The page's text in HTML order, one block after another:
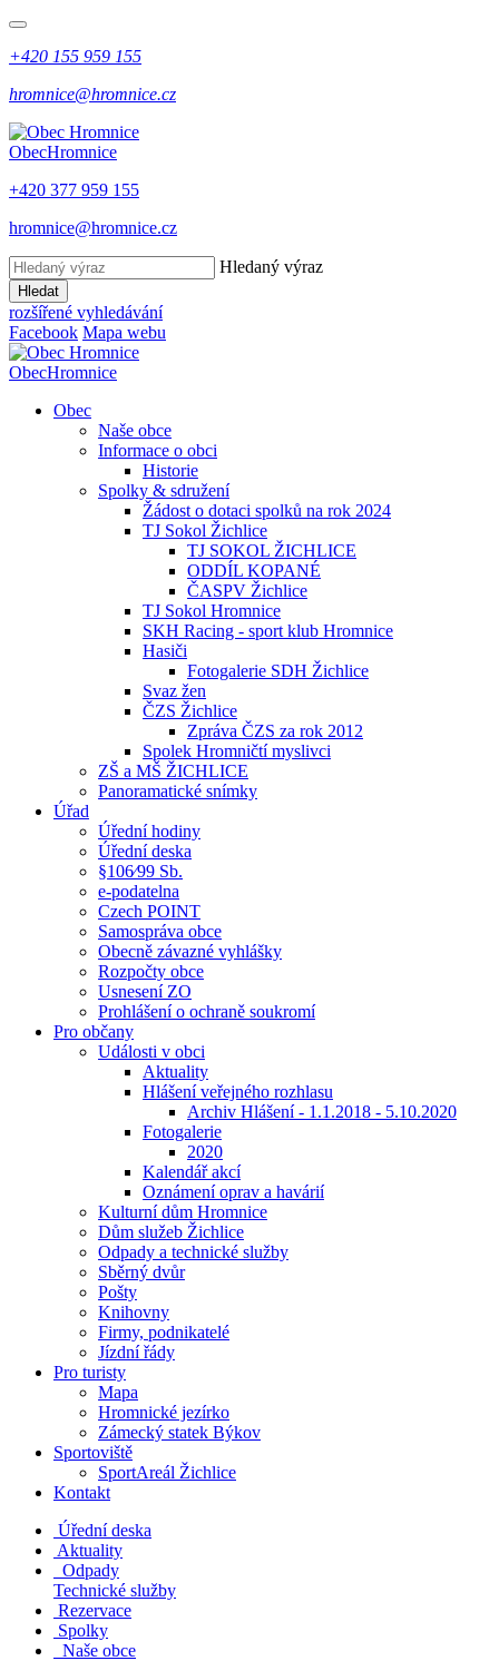
+420 155 959 155
hromnice@hromnice.cz
ObecHromnice
+420 377 959 155
hromnice@hromnice.cz
Hledaný výraz
Hledat
rozšířené vyhledávání
Facebook Mapa webu
ObecHromnice
Obec
Naše obce
Informace o obci
Historie
Spolky & sdružení
Žádost o dotaci spolků na rok 2024
TJ Sokol Žichlice
TJ SOKOL ŽICHLICE
ODDÍL KOPANÉ
ČASPV Žichlice
TJ Sokol Hromnice
SKH Racing - sport klub Hromnice
Hasiči
Fotogalerie SDH Žichlice
Svaz žen
ČZS Žichlice
Zpráva ČZS za rok 2012
Spolek Hromničtí myslivci
ZŠ a MŠ ŽICHLICE
Panoramatické snímky
Úřad
Úřední hodiny
Úřední deska
§106⁄99 Sb.
e-podatelna
Czech POINT
Samospráva obce
Obecně závazné vyhlášky
Rozpočty obce
Usnesení ZO
Prohlášení o ochraně soukromí
Pro občany
Události v obci
Aktuality
Hlášení veřejného rozhlasu
Archiv Hlášení - 1.1.2018 - 5.10.2020
Fotogalerie
2020
Kalendář akcí
Oznámení oprav a havárií
Kulturní dům Hromnice
Dům služeb Žichlice
Odpady a technické služby
Sběrný dvůr
Pošty
Knihovny
Firmy, podnikatelé
Jízdní řády
Pro turisty
Mapa
Hromnické jezírko
Zámecký statek Býkov
Sportoviště
SportAreál Žichlice
Kontakt
Úřední deska
Aktuality
Odpady
Technické služby
Rezervace
Spolky
Naše obce